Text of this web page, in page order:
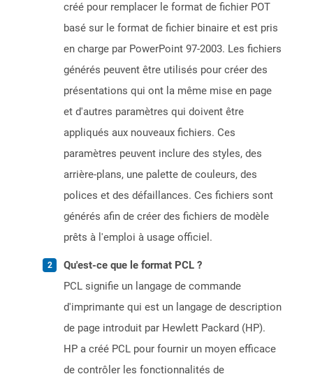
créé pour remplacer le format de fichier POT
basé sur le format de fichier binaire et est pris
en charge par PowerPoint 97-2003. Les fichiers
générés peuvent être utilisés pour créer des
présentations qui ont la même mise en page
et d'autres paramètres qui doivent être
appliqués aux nouveaux fichiers. Ces
paramètres peuvent inclure des styles, des
arrière-plans, une palette de couleurs, des
polices et des défaillances. Ces fichiers sont
générés afin de créer des fichiers de modèle
prêts à l'emploi à usage officiel.
Qu'est-ce que le format PCL ?
PCL signifie un langage de commande
d'imprimante qui est un langage de description
de page introduit par Hewlett Packard (HP).
HP a créé PCL pour fournir un moyen efficace
de contrôler les fonctionnalités de